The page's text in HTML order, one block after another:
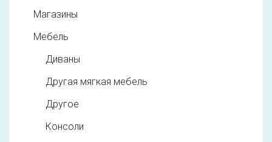
Магазины
Мебель
Диваны
Другая мягкая мебель
Другое
Консоли